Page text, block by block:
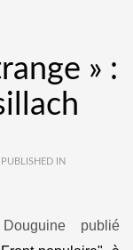
» :
PUBLISHED IN
publié